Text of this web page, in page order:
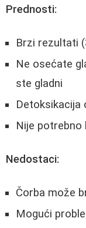
Prednosti:
Brzi rezultati
Ne osećate
ste gladni
Detoksikacija
Nije potrebno
Nedostaci:
Čorba može
Mogući